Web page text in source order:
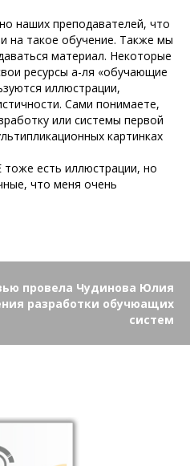
наших преподавателей, что
на такое обучение. Также мы
материал. Некоторые
ресурсы а-ля «обучающие
иллюстрации,
Сами понимаете,
или системы первой
картинках
есть иллюстрации, но
что меня очень
провела Чудинова Юлия
разработки обучюащих
систем